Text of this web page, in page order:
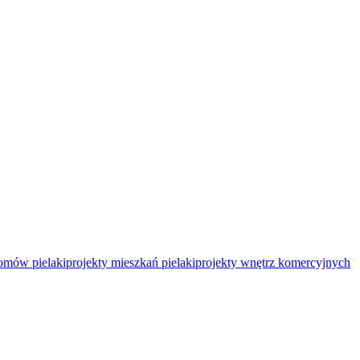
pielakiprojekty mieszkań pielakiprojekty wnętrz komercyjnych